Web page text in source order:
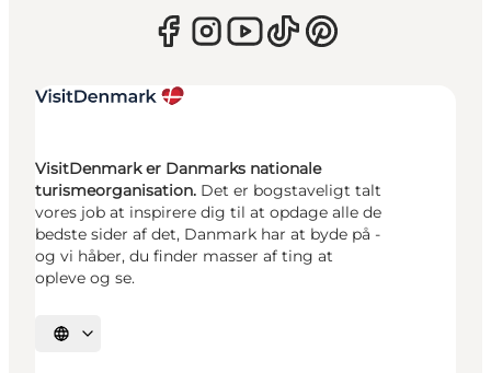
VisitDenmark er Danmarks nationale
turismeorganisation. Det er bogstaveligt talt
vores job at inspirere dig til at opdage alle de
bedste sider af det, Danmark har at byde på -
og vi håber, du finder masser af ting at
opleve og se.
Vælg sprog